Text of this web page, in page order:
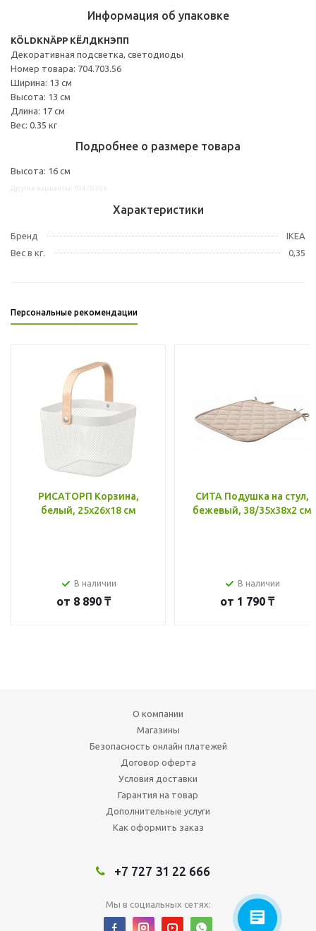
Информация об упаковке
KÖLDKNÄPP КЁЛДКНЭПП
Декоративная подсветка, светодиоды
Номер товара: 704.703.56
Ширина: 13 см
Высота: 13 см
Длина: 17 см
Вес: 0.35 кг
Подробнее о размере товара
Высота: 16 см
Характеристики
Бренд
IKEA
Вес в кг.
0,35
Персональные рекомендации
РИСАТОРП Корзина,
белый, 25x26x18 см
В наличии
от 8 890 ₸
СИТА Подушка на стул,
бежевый, 38/35x38x2 см
В наличии
от 1 790 ₸
О компании
Магазины
Безопасность онлайн платежей
Договор оферта
Условия доставки
Гарантия на товар
Дополнительные услуги
Как оформить заказ
+7 727 31 22 666
Мы в социальных сетях: